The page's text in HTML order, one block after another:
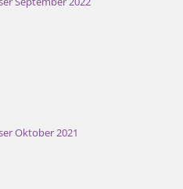
Oktober 2021